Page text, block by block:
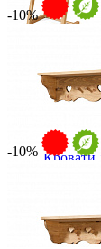
Детская
Детские
Детские
Комоды
Кровати
Столы
Тумбы
от 8 141 ₽
от 9 045 ₽
В корзину
-10%
Полка PIN
90х22х22 см
В корзину
-10%